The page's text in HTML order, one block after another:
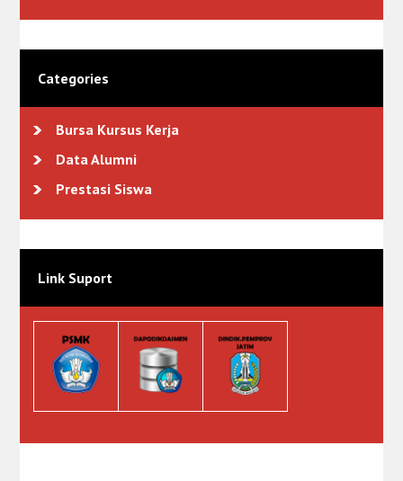
Categories
Bursa Kursus Kerja
Data Alumni
Prestasi Siswa
Link Suport